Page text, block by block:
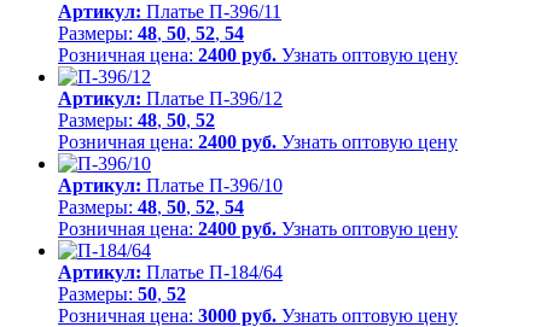
Артикул: Платье П-396/11
Размеры: 48, 50, 52, 54
Розничная цена: 2400 руб. Узнать оптовую цену
Артикул: Платье П-396/12
Размеры: 48, 50, 52
Розничная цена: 2400 руб. Узнать оптовую цену
Артикул: Платье П-396/10
Размеры: 48, 50, 52, 54
Розничная цена: 2400 руб. Узнать оптовую цену
Артикул: Платье П-184/64
Размеры: 50, 52
Розничная цена: 3000 руб. Узнать оптовую цену